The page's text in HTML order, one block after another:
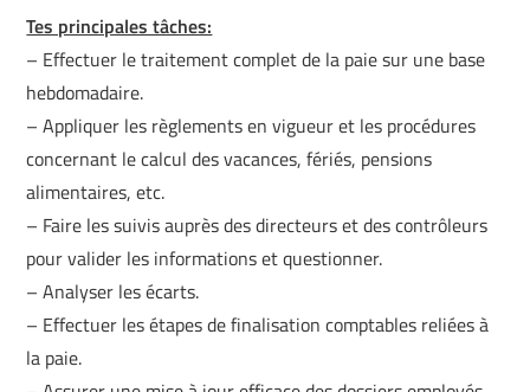
Tes principales tâches:
– Effectuer le traitement complet de la paie sur une base
hebdomadaire.
– Appliquer les règlements en vigueur et les procédures
concernant le calcul des vacances, fériés, pensions
alimentaires, etc.
– Faire les suivis auprès des directeurs et des contrôleurs
pour valider les informations et questionner.
– Analyser les écarts.
– Effectuer les étapes de finalisation comptables reliées à
la paie.